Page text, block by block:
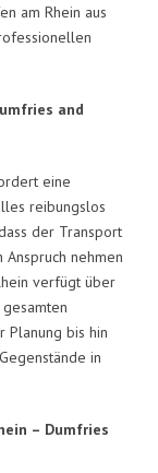
am Rhein aus
and
eine
reibungslos
der Transport
nehmen
verfügt über
Planung bis hin
in
– Dumfries